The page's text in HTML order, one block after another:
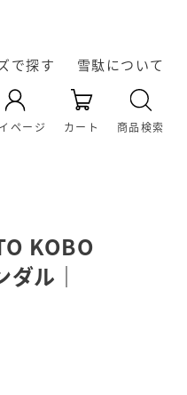
で探す
Re:休
Rekyu
凛輝-rin-
レザー雪駄
暖かい冬雪駄
KOBO -cross-
天空 TenQoo®
雪駄について
奈良の雪
雪駄の起
雪駄の生
オリジナ
雪駄の履
雪駄の素
雪駄の素
ページ カート 商品検索
KOBO
ル｜